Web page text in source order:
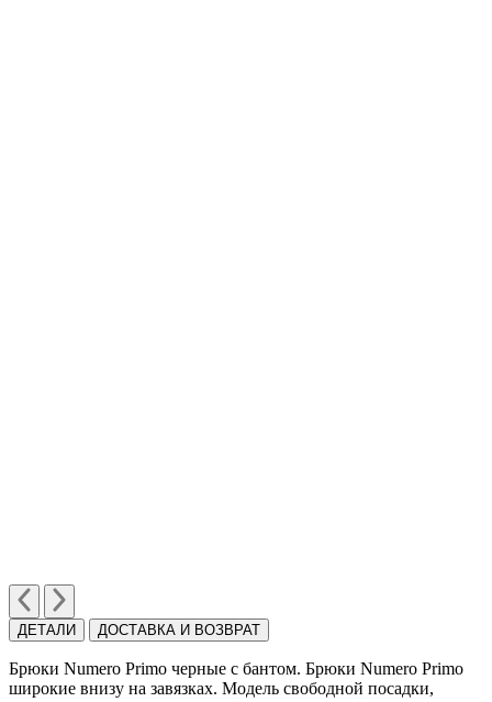
ДЕТАЛИ ДОСТАВКА И ВОЗВРАТ
Брюки Numero Primo черные с бантом. Брюки Numero Primo
широкие внизу на завязках. Модель свободной посадки,